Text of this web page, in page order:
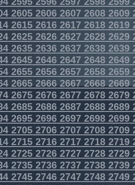
260526062607 26082609
261526162617 26182619
262526262627 26282629
263526362637 26382639
264526462647 26482649
265526562657 26582659
26652666266726682669
26752676267726782679
26852686268726882689
26952696269726982699
27052706270727082709
27152716271727182719
27252726272727282729
27352736273727382739
27452746274727482749